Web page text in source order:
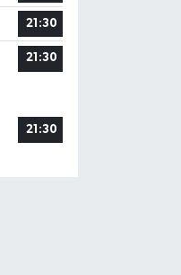
21:30
21:30
21:30